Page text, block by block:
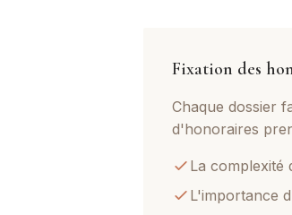
Fixation des
Chaque dossier
d'honoraires
La complexité
L'importance